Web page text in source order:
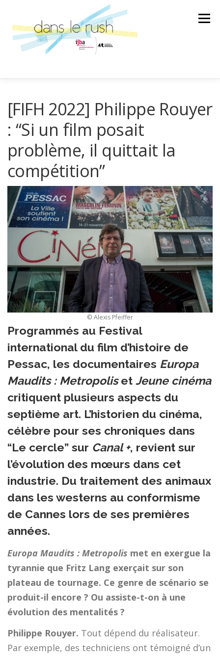
contenu
Menu
SCIENCE ET TECHNOLOGIE LA BANDE SON
LA SPÉCIALE ÉMISSION
AU GRÉ DES RENCONTRES
[FIFH 2022] Philippe Rouyer
: “Si un film posait
problème, il quittait la
compétition”
© Alexis Pfeiffer
Programmés au Festival
international du film d’histoire de
Pessac, les documentaires Europa
Maudits : Metropoliset Jeune cinéma
critiquent plusieurs aspects du
septième art. L’historien du cinéma,
célèbre pour ses chroniques dans
“Le cercle” sur Canal +, revient sur
l’évolution des mœurs dans cet
industrie. Du traitement des animaux
dans les westerns au conformisme
de Cannes lors de ses premières
années.
Europa Maudits : Metropolis met en exergue la
tyrannie que Fritz Lang exerçait sur son
plateau de tournage. Ce genre de scénario se
produit-il encore ? Ou assiste-t-on à une
évolution des mentalités ?
Philippe Rouyer. Tout dépend du réalisateur.
Par exemple, des techniciens ont témoigné d’un